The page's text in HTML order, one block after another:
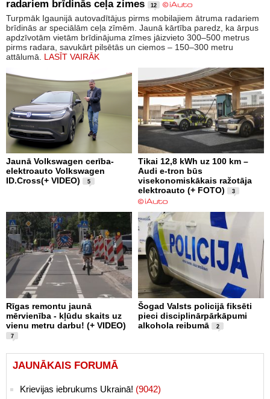
radariem brīdinās ceļa zimes
12
Turpmāk Igaunijā autovadītājus pirms mobilajiem ātruma radariem
brīdinās ar speciālām ceļa zīmēm. Jaunā kārtība paredz, ka ārpus
apdzīvotām vietām brīdinājuma zīmes jāizvieto 300–500 metrus
pirms radara, savukārt pilsētās un ciemos – 150–300 metru
attālumā. LASĪT VAIRĀK
Jaunā Volkswagen cerība-
elektroauto Volkswagen
ID.Cross(+ VIDEO)
5
Tikai 12,8 kWh uz 100 km –
Audi e-tron būs
visekonomiskākais ražotāja
elektroauto (+ FOTO)
3
Rīgas remontu jaunā
mērvienība - kļūdu skaits uz
vienu metru darbu! (+ VIDEO)
7
Šogad Valsts policijā fiksēti
pieci disciplinārpārkāpumi
alkohola reibumā
2
JAUNĀKAIS FORUMĀ
Krievijas iebrukums Ukrainā! (9042)